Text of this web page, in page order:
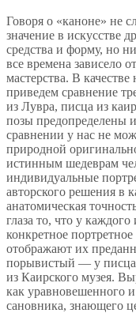
Говоря о «каноне» не
значение в искусстве
средства и форму, но
все времена зависело
мастерства. В
приведем сравнение
из Лувра, писца из
позы предопределены
сравнении у нас не
природной
истинным шедеврам
индивидуальные
авторского решения в
анатомическая
глаза то, что у
конкретное
отображают их
порывистый — у
из Каирского музея.
как уравновешенного
сановника, знающего